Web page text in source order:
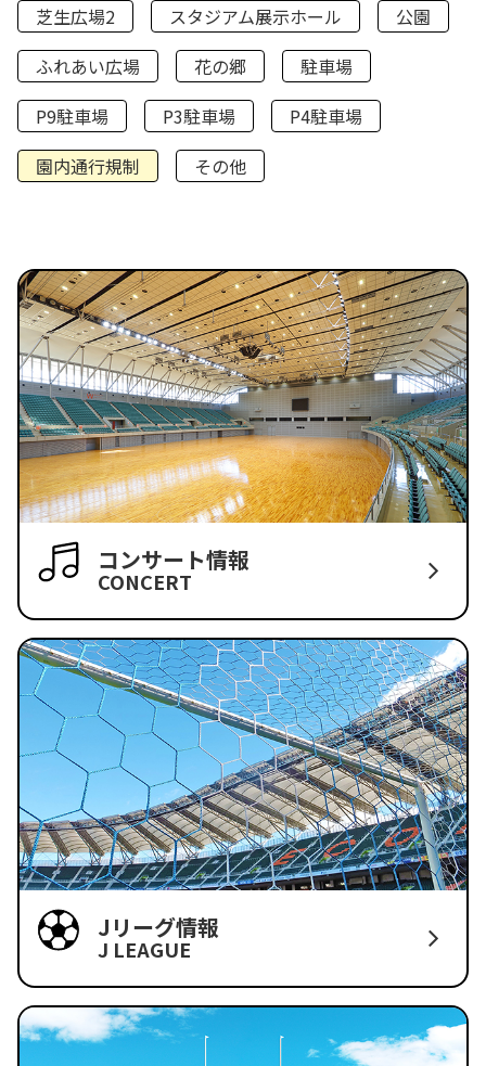
芝生広場2
スタジアム展示ホール
公園
ふれあい広場
花の郷
駐車場
P9駐車場
P3駐車場
P4駐車場
園内通行規制
その他
コンサート情報
CONCERT
Jリーグ情報
J LEAGUE